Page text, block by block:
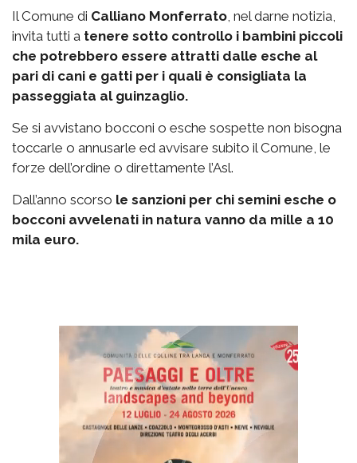
Il Comune di Calliano Monferrato, nel darne notizia,
invita tutti a tenere sotto controllo i bambini piccoli
che potrebbero essere attratti dalle esche al
pari di cani e gatti per i quali è consigliata la
passeggiata al guinzaglio.
Se si avvistano bocconi o esche sospette non bisogna
toccarle o annusarle ed avvisare subito il Comune, le
forze dell’ordine o direttamente l’Asl.
Dall’anno scorso le sanzioni per chi semini esche o
bocconi avvelenati in natura vanno da mille a 10
mila euro.